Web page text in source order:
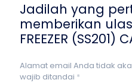
Jadilah yang
memberikan
FREEZER (SS201)
Alamat email Anda tidak
wajib ditandai *